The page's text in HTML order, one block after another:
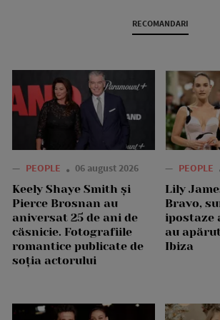
RECOMANDARI
— PEOPLE 06 august 2026
Keely Shaye Smith și
Pierce Brosnan au
aniversat 25 de ani de
căsnicie. Fotografiile
romantice publicate de
soția actorului
— PEOPLE
Lily
Bravo,
ipostaze
au
Ibiza